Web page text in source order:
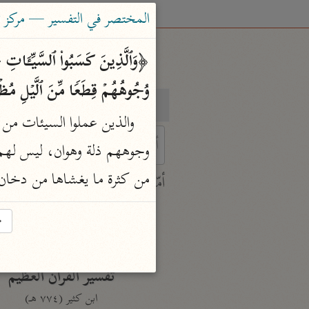
بحث
characters for results.
أمّهات
جامع البيان
تفسير القرآن العظيم
ابن كثير (٧٧٤ هـ)
المختصر في التفسير — مركز
وُجُوهُهُمۡ قِطَعࣰا مِّنَ ٱلَّیۡلِ
من كثرة ما يغشاها من